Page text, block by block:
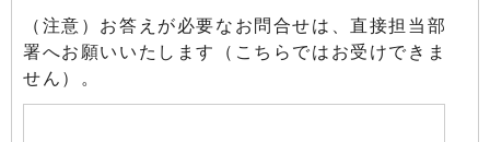
（注意）お答えが必要なお問合せは、直接担当部
署へお願いいたします（こちらではお受けできま
せん）。